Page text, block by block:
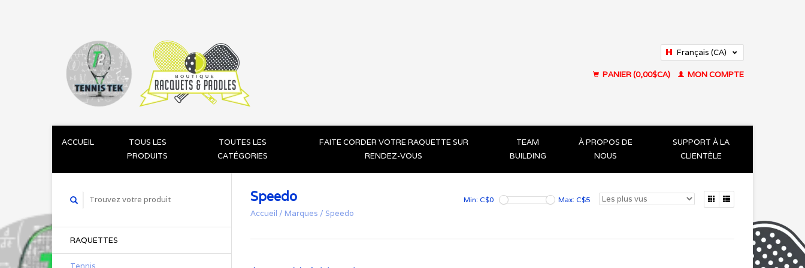
Français (CA)
PANIER (0,00$CA)
MON COMPTE
ACCUEIL
TOUS LES
PRODUITS
TOUTES LES
CATÉGORIES
FAITE CORDER VOTRE RAQUETTE SUR
RENDEZ-VOUS
TEAM
BUILDING
À PROPOS DE
NOUS
SUPPORT À LA
CLIENTÈLE
RAQUETTES
Tennis
Speedo
Accueil / Marques / Speedo
Min: C$0 Max: C$5